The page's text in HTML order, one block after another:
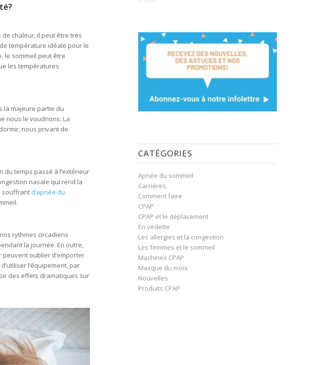
chaleur, il peut être très
température idéale pour le
le sommeil peut être
les températures
la majeure partie du
nous le voudrions. La
nous privant de
du temps passé à l’extérieur
nasale qui rend la
souffrant d’apnée du
rythmes circadiens
la journée. En outre,
oublier d’emporter
l’équipement, par
des effets dramatiques sur
CATÉGORIES
Apnée du sommeil
Carrières
Comment faire
CPAP
CPAP et le déplacement
En vedette
Les allergies et la congestion
Les femmes et le sommeil
Machines CPAP
Masque du mois
Nouvelles
Produits CPAP